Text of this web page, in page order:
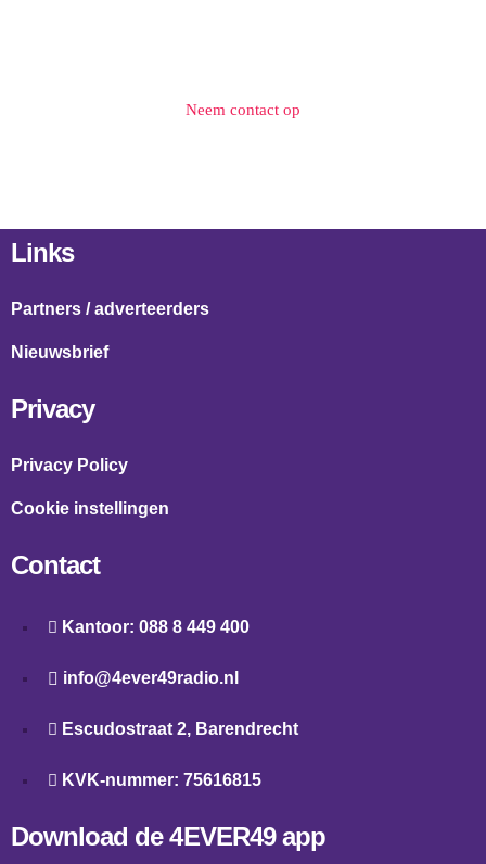
Neem contact op
Links
Partners / adverteerders
Nieuwsbrief
Privacy
Privacy Policy
Cookie instellingen
Contact
Kantoor: 088 8 449 400
info@4ever49radio.nl
Escudostraat 2, Barendrecht
KVK-nummer: 75616815
Download de 4EVER49 app